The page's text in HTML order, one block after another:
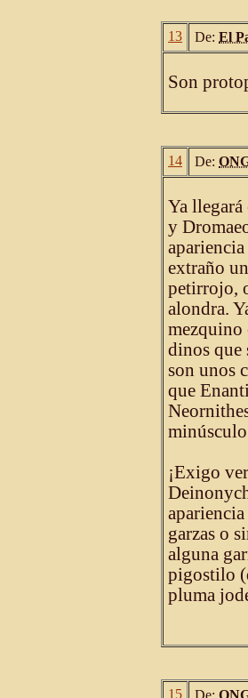
13 De: El
Son
14 De:
Ya llegará
y
extraño
petirrojo,
alondra.
mezquino
dinos que
son unos
que
minúsculo
¡Exigo
garzas o
alguna
pigostilo
pluma
15